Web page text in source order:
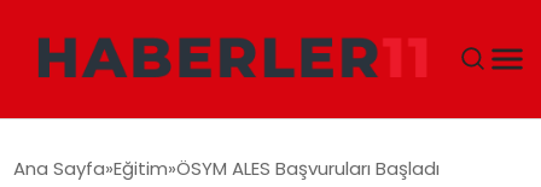
Ana Sayfa Eğitim ÖSYM ALES Başvuruları Başladı